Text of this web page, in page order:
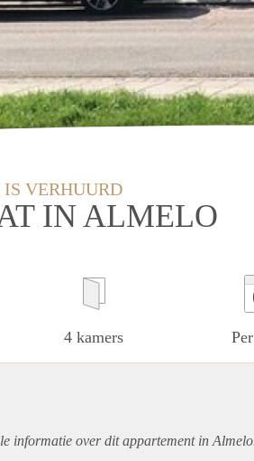
VERHUURD
IN ALMELO
4 kamers
informatie over ditappartementin